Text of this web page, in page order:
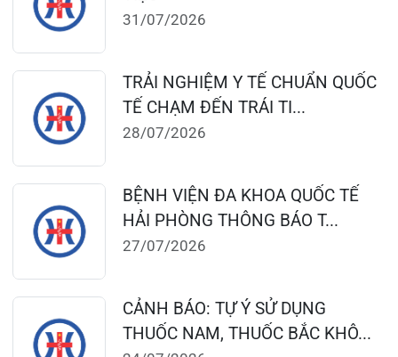
124 Nguyễn Đức Cảnh, Cát Dài Q Lê
Chân, Hải Phòng
0225-3955 888
0225-3951 115
dakhoaquocte.hih@gmail.com
Lịch làm việc:
Khoa Khám bệnh theo yêu cầu:
Thứ 2 – Thứ 6: 06:00 – 20:00
Thứ 7 – Chủ nhật: 06:30 – 16:30
Khoa Khám bệnh: Thứ 2 – Thứ 6
Sáng: 07:00 – 12:00
Chiều: 13:30 – 16:30
Bệnh viện – Khách sạn cao cấp đầu tiên ở